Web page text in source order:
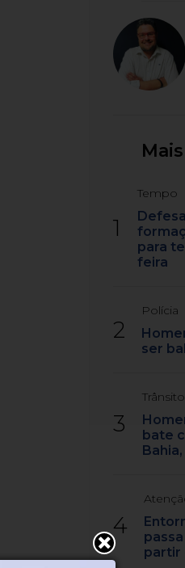
1
Tempo
para
feira
2
Polícia
ser
3
Trânsito
bate
4
partir